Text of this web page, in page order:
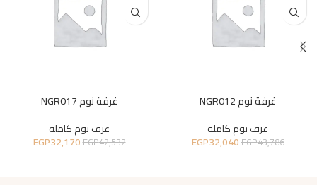
غرفة نوم NGR012
غرف نوم كاملة
EGP43,786
EGP32,040
غرفة نوم NGR017
غرف نوم كاملة
EGP42,532
EGP32,170